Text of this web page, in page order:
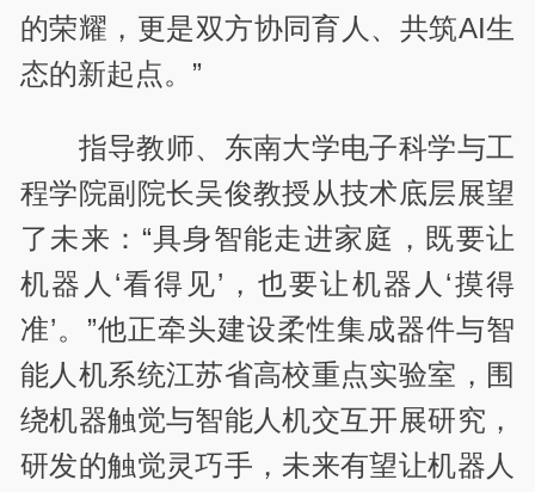
的荣耀，更是双方协同育人、共筑AI生
态的新起点。”
指导教师、东南大学电子科学与工
程学院副院长吴俊教授从技术底层展望
了未来：“具身智能走进家庭，既要让
机器人‘看得见’，也要让机器人‘摸得
准’。”他正牵头建设柔性集成器件与智
能人机系统江苏省高校重点实验室，围
绕机器触觉与智能人机交互开展研究，
研发的触觉灵巧手，未来有望让机器人